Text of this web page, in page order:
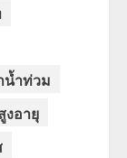
น้ำท่วม
งอายุ